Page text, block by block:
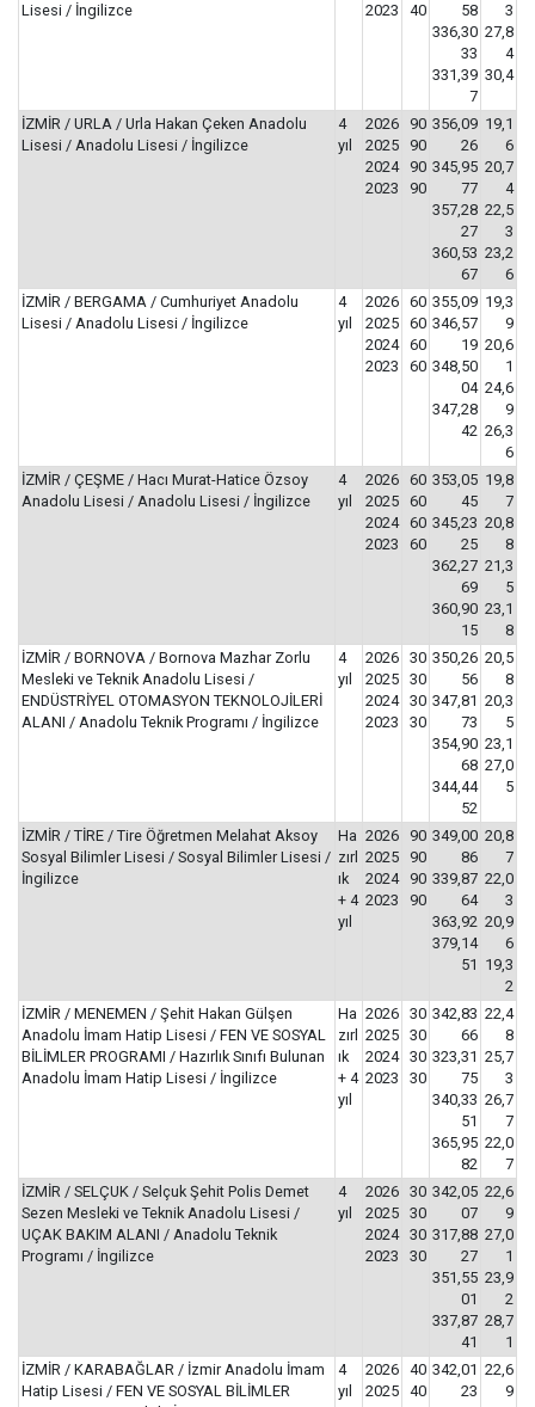
Lisesi / İngilizce
2023
40
58
336,30
33
331,39
7
3
27,8
4
30,4
İZMİR / URLA / Urla Hakan Çeken Anadolu
Lisesi / Anadolu Lisesi / İngilizce
4
yıl
2026
2025
2024
2023
90
90
90
90
356,09
26
345,95
77
357,28
27
360,53
67
19,1
6
20,7
4
22,5
3
23,2
6
İZMİR / BERGAMA / Cumhuriyet Anadolu
Lisesi / Anadolu Lisesi / İngilizce
4
yıl
2026
2025
2024
2023
60
60
60
60
355,09
346,57
19
348,50
04
347,28
42
19,3
9
20,6
1
24,6
9
26,3
6
İZMİR / ÇEŞME / Hacı Murat-Hatice Özsoy
Anadolu Lisesi / Anadolu Lisesi / İngilizce
4
yıl
2026
2025
2024
2023
60
60
60
60
353,05
45
345,23
25
362,27
69
360,90
15
19,8
7
20,8
8
21,3
5
23,1
8
İZMİR / BORNOVA / Bornova Mazhar Zorlu
Mesleki ve Teknik Anadolu Lisesi /
ENDÜSTRİYEL OTOMASYON TEKNOLOJİLERİ
ALANI / Anadolu Teknik Programı / İngilizce
4
yıl
2026
2025
2024
2023
30
30
30
30
350,26
56
347,81
73
354,90
68
344,44
52
20,5
8
20,3
5
23,1
27,0
5
İZMİR / TİRE / Tire Öğretmen Melahat Aksoy
Sosyal Bilimler Lisesi / Sosyal Bilimler Lisesi /
İngilizce
Ha
zırl
ık
+ 4
yıl
2026
2025
2024
2023
90
90
90
90
349,00
86
339,87
64
363,92
379,14
51
20,8
7
22,0
3
20,9
6
19,3
2
İZMİR / MENEMEN / Şehit Hakan Gülşen
Anadolu İmam Hatip Lisesi / FEN VE SOSYAL
BİLİMLER PROGRAMI / Hazırlık Sınıfı Bulunan
Anadolu İmam Hatip Lisesi / İngilizce
Ha
zırl
ık
+ 4
yıl
2026
2025
2024
2023
30
30
30
30
342,83
66
323,31
75
340,33
51
365,95
82
22,4
8
25,7
3
26,7
7
22,0
7
İZMİR / SELÇUK / Selçuk Şehit Polis Demet
Sezen Mesleki ve Teknik Anadolu Lisesi /
UÇAK BAKIM ALANI / Anadolu Teknik
Programı / İngilizce
4
yıl
2026
2025
2024
2023
30
30
30
30
342,05
07
317,88
27
351,55
01
337,87
41
22,6
9
27,0
1
23,9
2
28,7
1
İZMİR / KARABAĞLAR / İzmir Anadolu İmam
Hatip Lisesi / FEN VE SOSYAL BİLİMLER
4
yıl
2026
2025
40
40
342,01
23
22,6
9